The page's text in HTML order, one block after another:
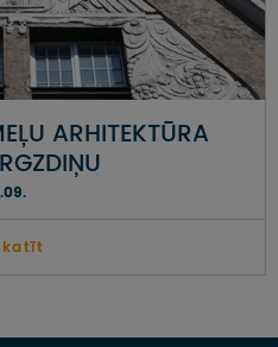
ARHITEKTŪRA